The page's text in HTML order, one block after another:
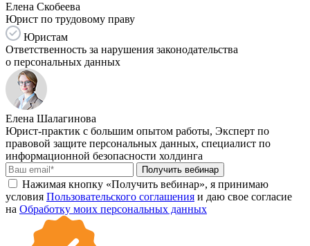
Елена Скобеева
Юрист по трудовому праву
Юристам
Ответственность за нарушения законодательства
о персональных данных
Елена Шалагинова
Юрист-практик с большим опытом работы, Эксперт по
правовой защите персональных данных, специалист по
информационной безопасности холдинга
Получить вебинар
Нажимая кнопку «Получить вебинар», я принимаю
условия Пользовательского соглашения и даю свое согласие
на Обработку моих персональных данных